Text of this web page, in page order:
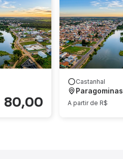
80,00
Castanhal
Paragominas
A partir de R$